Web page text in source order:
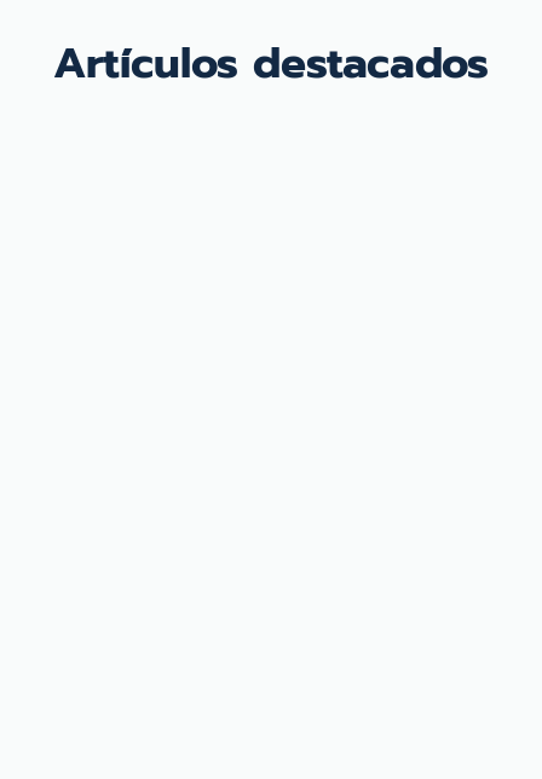
Artículos destacados